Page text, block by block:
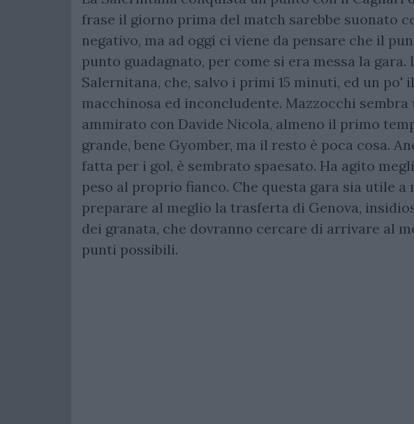
frase il giorno prima del match sarebbe suonato
negativo, ma ad oggi ci viene da pensare che il
punto guadagnato, per come si era messa la gara.
Salernitana, che, salvo i primi 15 minuti, ed un po'
macchinosa ed inconcludente. Mazzocchi
ammirato con Davide Nicola, almeno il primo
grande, bene Gyomber, ma il resto è poca cosa.
fatta per i gol, è sembrato spaesato. Ha agito
peso al proprio fianco. Che questa gara sia utile
preparare al meglio la trasferta di Genova,
dei granata, che dovranno cercare di arrivare al
punti possibili.